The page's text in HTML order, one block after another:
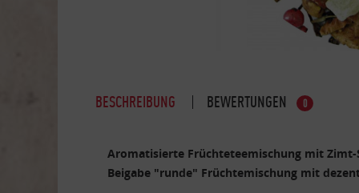
BESCHREIBUNG BEWERTUNGEN 0
Aromatisierte Früchteteemischung mit Zimt-
Beigabe "runde" Früchtemischung mit